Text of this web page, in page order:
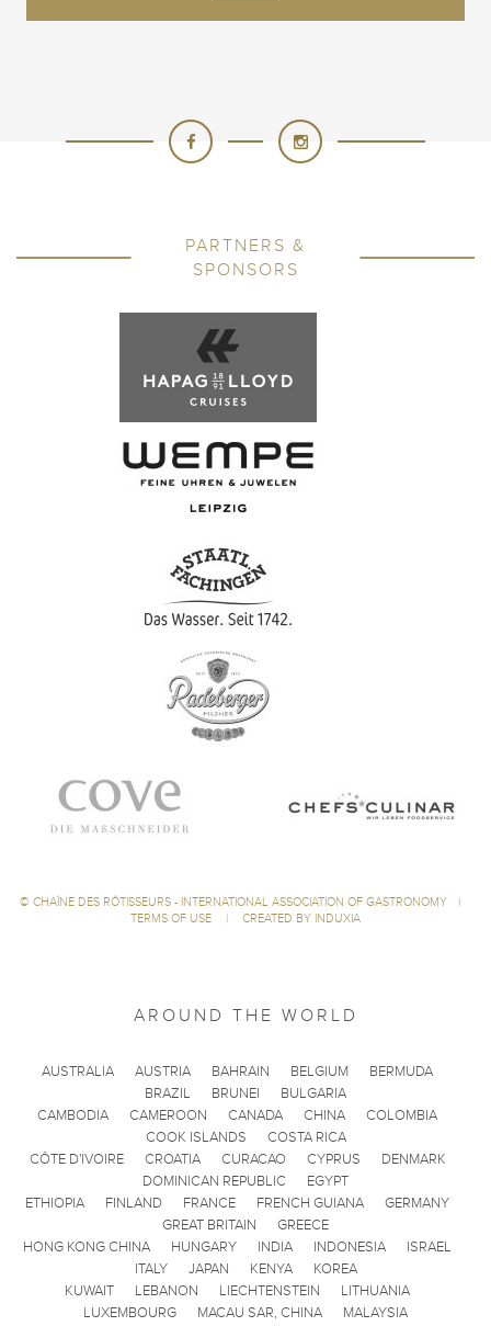
PARTNERS &
SPONSORS
© CHAÎNE DES RÔTISSEURS - INTERNATIONAL ASSOCIATION OF GASTRONOMY
|
TERMS OF USE
| CREATED BY INDUXIA
AROUND THE WORLD
AUSTRALIA AUSTRIA BAHRAIN BELGIUM
BERMUDA
BRAZIL
BRUNEI
BULGARIA
CAMBODIA
CAMEROON CANADA CHINA
COLOMBIA
COOK ISLANDS
COSTA RICA
CÔTE D'IVOIRE
CROATIA CURACAO CYPRUS
DENMARK
DOMINICAN REPUBLIC
EGYPT
ETHIOPIA
FINLAND FRANCE FRENCH GUIANA
GERMANY
GREAT BRITAIN
GREECE
HONG KONG CHINA
HUNGARY INDIA INDONESIA
ISRAEL
ITALY
JAPAN KENYA
KOREA
KUWAIT
LEBANON LIECHTENSTEIN
LITHUANIA
LUXEMBOURG
MACAU SAR, CHINA MALAYSIA